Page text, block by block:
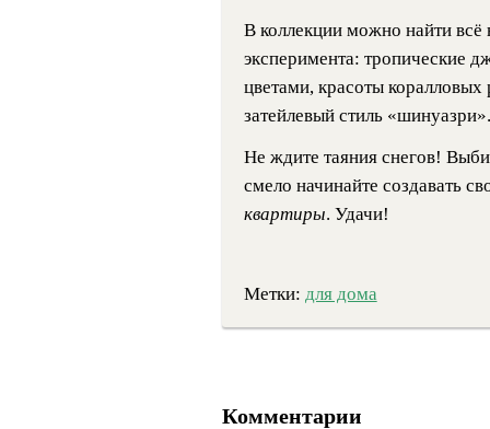
В коллекции можно найти
эксперимента: тропические
цветами, красоты коралловых
затейлевый стиль «шинуазри».
Не ждите таяния снегов!
смело начинайте создавать
квартиры. Удачи!
Метки: для дома
Комментарии